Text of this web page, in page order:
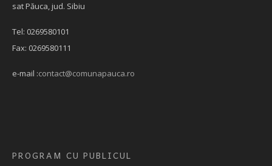
sat Păuca, jud. Sibiu
Tel: 0269580101
Fax: 0269580111
e-mail :contact@comunapauca.ro
PROGRAM CU PUBLICUL